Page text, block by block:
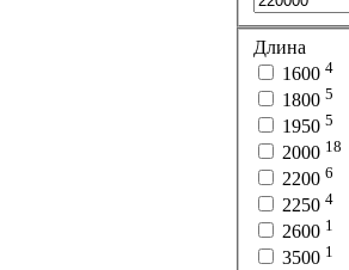
Длина
1600 4
1800 5
1950 5
2000 18
2200 6
2250 4
2600 1
3500 1